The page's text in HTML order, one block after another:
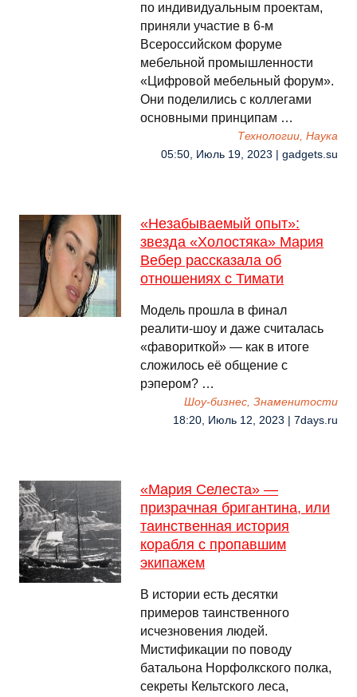
по индивидуальным проектам,
приняли участие в 6-м
Всероссийском форуме
мебельной промышленности
«Цифровой мебельный форум».
Они поделились с коллегами
основными принципам …
Технологии, Наука
05:50, Июль 19, 2023 | gadgets.su
«Незабываемый опыт»:
звезда «Холостяка» Мария
Вебер рассказала об
отношениях с Тимати
Модель прошла в финал
реалити-шоу и даже считалась
«фавориткой» — как в итоге
сложилось её общение с
рэпером? …
Шоу-бизнес, Знаменитости
18:20, Июль 12, 2023 | 7days.ru
«Мария Селеста» —
призрачная бригантина, или
таинственная история
корабля с пропавшим
экипажем
В истории есть десятки
примеров таинственного
исчезновения людей.
Мистификации по поводу
батальона Норфолкского полка,
секреты Кельтского леса,